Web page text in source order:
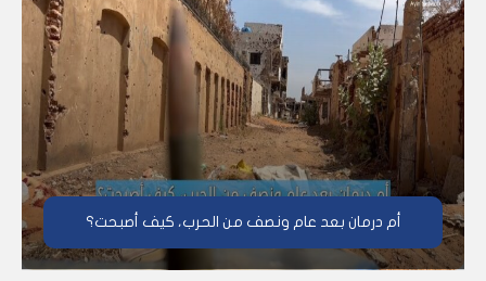
أم درمان بعد عام ونصف من الحرب، كيف أصبحت؟